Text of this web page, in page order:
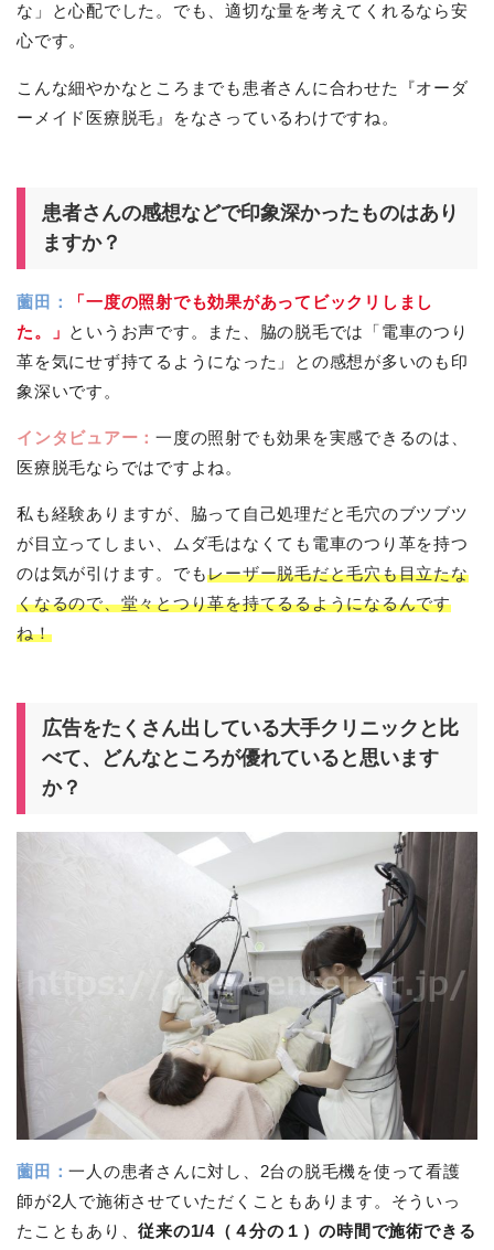
な」と心配でした。でも、適切な量を考えてくれるなら安
心です。
こんな細やかなところまでも患者さんに合わせた『オーダ
ーメイド医療脱毛』をなさっているわけですね。
患者さんの感想などで印象深かったものはあり
ますか？
薗田：
「一度の照射でも効果があってビックリしまし
た。」 というお声です。また、脇の脱毛では「電車のつり
革を気にせず持てるようになった」との感想が多いのも印
象深いです。
インタビュアー：一度の照射でも効果を実感できるのは、
医療脱毛ならではですよね。
私も経験ありますが、脇って自己処理だと毛穴のブツブツ
が目立ってしまい、ムダ毛はなくても電車のつり革を持つ
のは気が引けます。でもレーザー脱毛だと毛穴も目立たな
くなるので、堂々とつり革を持てるるようになるんです
ね！
広告をたくさん出している大手クリニックと比
べて、どんなところが優れていると思います
か？
薗田：一人の患者さんに対し、2台の脱毛機を使って看護
師が2人で施術させていただくこともあります。そういっ
たこともあり、従来の1/4（４分の１）の時間で施術できる